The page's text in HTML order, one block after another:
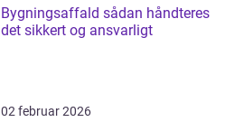
Bygningsaffald sådan håndteres
det sikkert og ansvarligt
02 februar 2026